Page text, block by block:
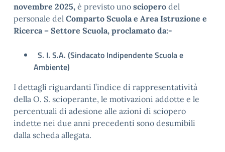
novembre 2025, è previsto uno sciopero del
personale del Comparto Scuola e Area Istruzione e
Ricerca – Settore Scuola, proclamato da:-
S. I. S.A. (Sindacato Indipendente Scuola e
Ambiente)
I dettagli riguardanti l’indice di rappresentatività
della O. S. scioperante, le motivazioni addotte e le
percentuali di adesione alle azioni di sciopero
indette nei due anni precedenti sono desumibili
dalla scheda allegata.